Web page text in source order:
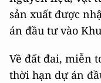
sản xuất được
án đầu tư vào
Về đất đai, miễn
thời hạn dự án